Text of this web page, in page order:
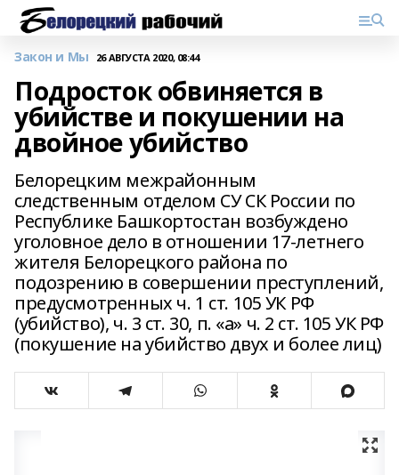
Закон и Мы 26 АВГУСТА 2020, 08:44
Подросток обвиняется в
убийстве и покушении на
двойное убийство
Белорецким межрайонным
следственным отделом СУ СК России по
Республике Башкортостан возбуждено
уголовное дело в отношении 17-летнего
жителя Белорецкого района по
подозрению в совершении преступлений,
предусмотренных ч. 1 ст. 105 УК РФ
(убийство), ч. 3 ст. 30, п. «а» ч. 2 ст. 105 УК РФ
(покушение на убийство двух и более лиц)